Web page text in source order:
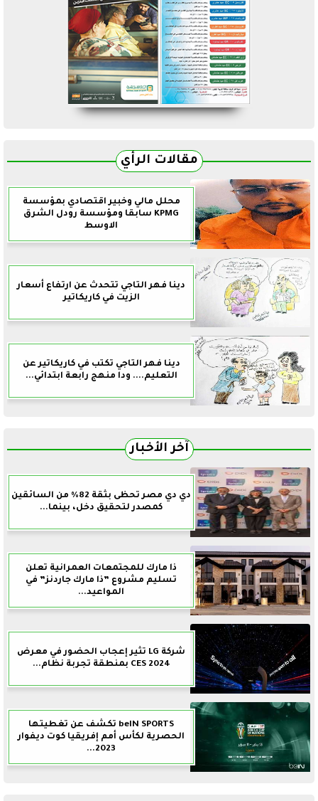
مقالات الرأي
محلل مالي وخبير اقتصادي بمؤسسة
KPMG سابقا ومؤسسة رودل الشرق
الاوسط
دينا فهر التاجي تتحدث عن ارتفاع أسعار
الزيت في كاريكاتير
دينا فهر التاجي تكتب في كاريكاتير عن
التعليم.... ودا منهج رابعة ابتدائي...
آخر الأخبار
دي دي مصر تحظى بثقة 82% من السائقين
كمصدر لتحقيق دخل، بينما...
ذا مارك للمجتمعات العمرانية تعلن
تسليم مشروع ”ذا مارك جاردنز” في
المواعيد...
شركة LG تثير إعجاب الحضور في معرض
CES 2024 بمنطقة تجربة نظام...
beIN SPORTS تكشف عن تغطيتها
الحصرية لكأس أمم إفريقيا كوت ديفوار
2023...